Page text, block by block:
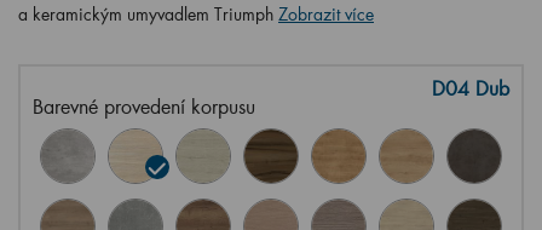
a keramickým umyvadlem Triumph Zobrazit více
Barevné provedení korpusu
D04 Dub